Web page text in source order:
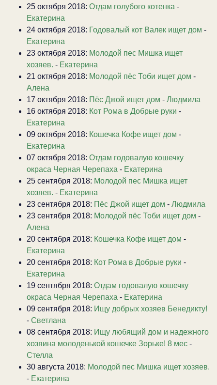
25 октября 2018: Отдам голубого котенка -
Екатерина
24 октября 2018: Годовалый кот Валек ищет дом -
Екатерина
23 октября 2018: Молодой пес Мишка ищет
хозяев. - Екатерина
21 октября 2018: Молодой пёс Тоби ищет дом -
Алена
17 октября 2018: Пёс Джой ищет дом - Людмила
16 октября 2018: Кот Рома в Добрые руки -
Екатерина
09 октября 2018: Кошечка Кофе ищет дом -
Екатерина
07 октября 2018: Отдам годовалую кошечку
окраса Черная Черепаха - Екатерина
25 сентября 2018: Молодой пес Мишка ищет
хозяев. - Екатерина
23 сентября 2018: Пёс Джой ищет дом - Людмила
23 сентября 2018: Молодой пёс Тоби ищет дом -
Алена
20 сентября 2018: Кошечка Кофе ищет дом -
Екатерина
20 сентября 2018: Кот Рома в Добрые руки -
Екатерина
19 сентября 2018: Отдам годовалую кошечку
окраса Черная Черепаха - Екатерина
09 сентября 2018: Ищу добрых хозяев Бенедикту!
- Светлана
08 сентября 2018: Ищу любящий дом и надежного
хозяина молоденькой кошечке Зорьке! 8 мес -
Стелла
30 августа 2018: Молодой пес Мишка ищет хозяев.
- Екатерина